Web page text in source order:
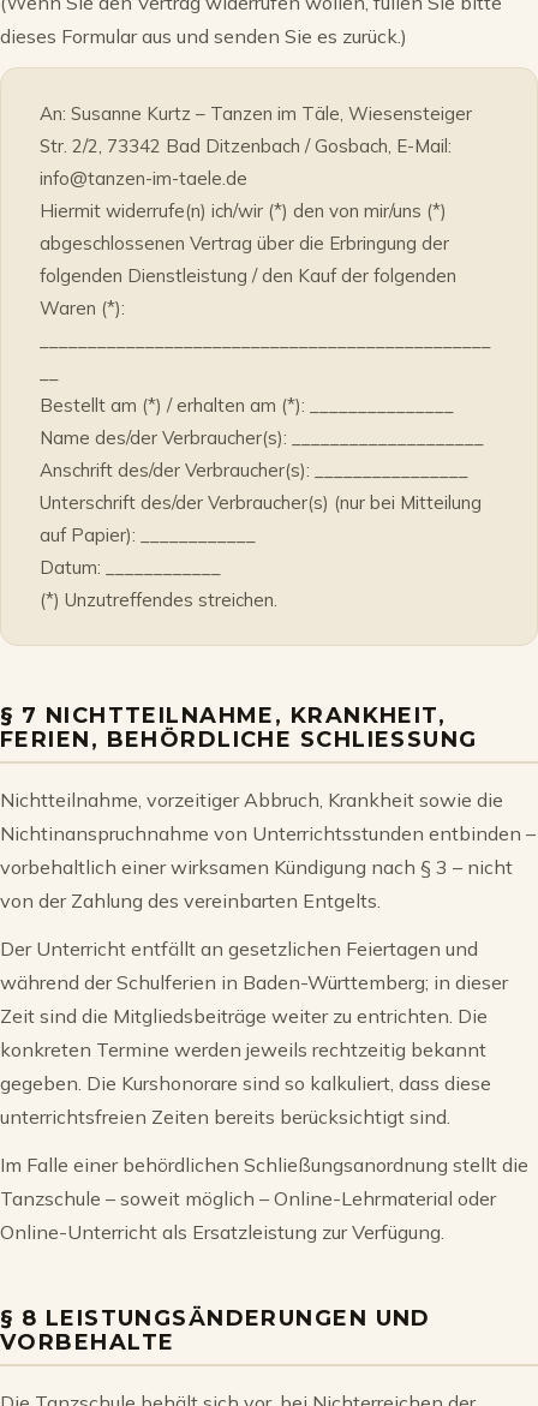
dieses Formular aus und senden Sie es zurück.)
An: Susanne Kurtz – Tanzen im Täle, Wiesensteiger
Str. 2/2, 73342 Bad Ditzenbach / Gosbach, E-Mail:
info@tanzen-im-taele.de
Hiermit widerrufe(n) ich/wir (*) den von mir/uns (*)
abgeschlossenen Vertrag über die Erbringung der
folgenden Dienstleistung / den Kauf der folgenden
Waren (*):
Bestellt am (*) / erhalten am (*): _______________
Name des/der Verbraucher(s): ____________________
Anschrift des/der Verbraucher(s): ________________
Unterschrift des/der Verbraucher(s) (nur bei Mitteilung
auf Papier): ____________
Datum: ____________
(*) Unzutreffendes streichen.
§ 7 NICHTTEILNAHME, KRANKHEIT,
FERIEN, BEHÖRDLICHE SCHLIESSUNG
Nichtteilnahme, vorzeitiger Abbruch, Krankheit sowie die
Nichtinanspruchnahme von Unterrichtsstunden entbinden –
vorbehaltlich einer wirksamen Kündigung nach § 3 – nicht
von der Zahlung des vereinbarten Entgelts.
Der Unterricht entfällt an gesetzlichen Feiertagen und
während der Schulferien in Baden-Württemberg; in dieser
Zeit sind die Mitgliedsbeiträge weiter zu entrichten. Die
konkreten Termine werden jeweils rechtzeitig bekannt
gegeben. Die Kurshonorare sind so kalkuliert, dass diese
unterrichtsfreien Zeiten bereits berücksichtigt sind.
Im Falle einer behördlichen Schließungsanordnung stellt die
Tanzschule – soweit möglich – Online-Lehrmaterial oder
Online-Unterricht als Ersatzleistung zur Verfügung.
§ 8 LEISTUNGSÄNDERUNGEN UND
VORBEHALTE